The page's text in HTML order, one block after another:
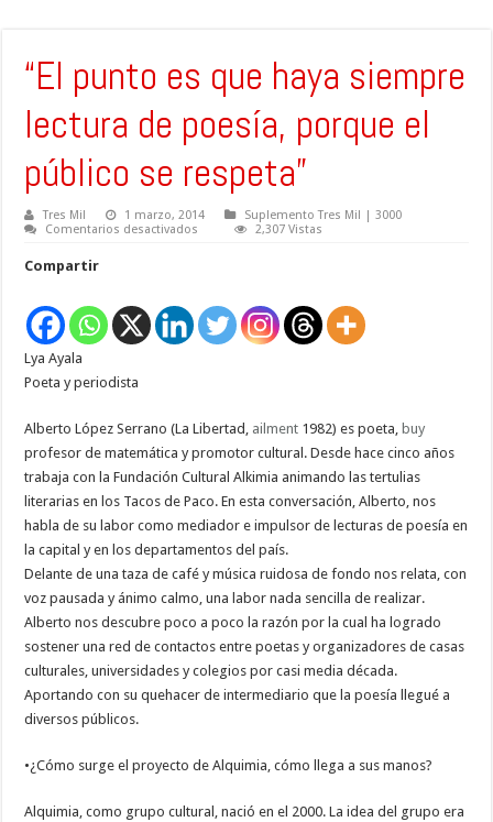
“El punto es que haya siempre
lectura de poesía, porque el
público se respeta”
Tres Mil 1 marzo, 2014
Suplemento Tres Mil | 3000
Comentarios desactivados
siempre
lectura
de
respeta”
2,307 Vistas
Compartir
Lya Ayala
Poeta y periodista
Alberto López Serrano (La Libertad, ailment 1982) es poeta, buy
profesor de matemática y promotor cultural. Desde hace cinco años
trabaja con la Fundación Cultural Alkimia animando las tertulias
literarias en los Tacos de Paco. En esta conversación, Alberto, nos
habla de su labor como mediador e impulsor de lecturas de poesía en
la capital y en los departamentos del país.
Delante de una taza de café y música ruidosa de fondo nos relata, con
voz pausada y ánimo calmo, una labor nada sencilla de realizar.
Alberto nos descubre poco a poco la razón por la cual ha logrado
sostener una red de contactos entre poetas y organizadores de casas
culturales, universidades y colegios por casi media década.
Aportando con su quehacer de intermediario que la poesía llegué a
diversos públicos.
•¿Cómo surge el proyecto de Alquimia, cómo llega a sus manos?
Alquimia, como grupo cultural, nació en el 2000. La idea del grupo era